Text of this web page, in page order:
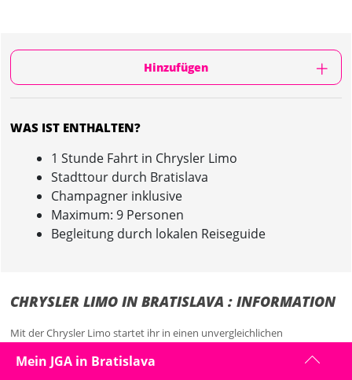
Hinzufügen
WAS IST ENTHALTEN?
1 Stunde Fahrt in Chrysler Limo
Stadttour durch Bratislava
Champagner inklusive
Maximum: 9 Personen
Begleitung durch lokalen Reiseguide
CHRYSLER LIMO IN BRATISLAVA : INFORMATION
Mit der Chrysler Limo startet ihr in einen unvergleichlichen
Mein JGA in Bratislava